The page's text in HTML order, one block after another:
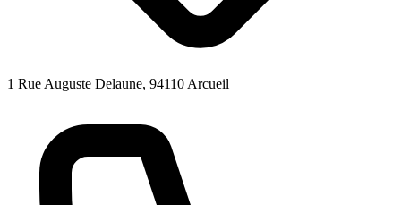
1 Rue Auguste Delaune, 94110 Arcueil